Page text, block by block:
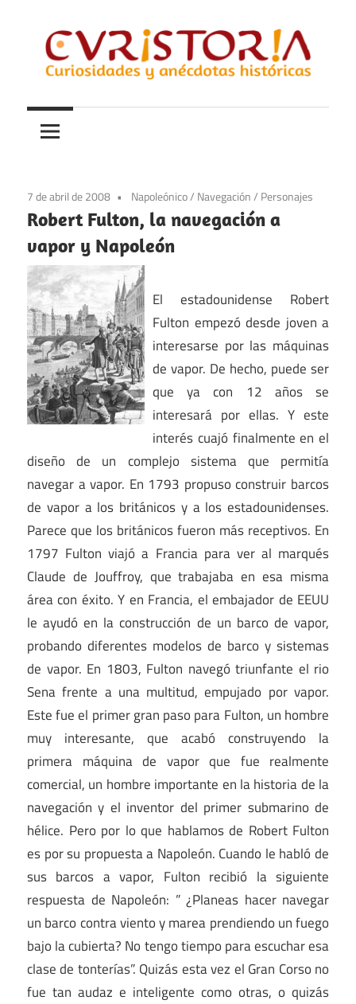
contenido
Curistoria
y
anécdotas
historia
7 de abril de 2008 Napoleónico/ Navegación/ Personajes
Robert Fulton, la navegación a
vapor y Napoleón
El estadounidense Robert
Fulton empezó desde joven a
interesarse por las máquinas
de vapor. De hecho, puede ser
que ya con 12 años se
interesará por ellas. Y este
interés cuajó finalmente en el
diseño de un complejo sistema que permitía
navegar a vapor. En 1793 propuso construir barcos
de vapor a los británicos y a los estadounidenses.
Parece que los británicos fueron más receptivos. En
1797 Fulton viajó a Francia para ver al marqués
Claude de Jouffroy, que trabajaba en esa misma
área con éxito. Y en Francia, el embajador de EEUU
le ayudó en la construcción de un barco de vapor,
probando diferentes modelos de barco y sistemas
de vapor. En 1803, Fulton navegó triunfante el rio
Sena frente a una multitud, empujado por vapor.
Este fue el primer gran paso para Fulton, un hombre
muy interesante, que acabó construyendo la
primera máquina de vapor que fue realmente
comercial, un hombre importante en la historia de la
navegación y el inventor del primer submarino de
hélice. Pero por lo que hablamos de Robert Fulton
es por su propuesta a Napoleón. Cuando le habló de
sus barcos a vapor, Fulton recibió la siguiente
respuesta de Napoleón: ” ¿Planeas hacer navegar
un barco contra viento y marea prendiendo un fuego
bajo la cubierta? No tengo tiempo para escuchar esa
clase de tonterías”. Quizás esta vez el Gran Corso no
fue tan audaz e inteligente como otras, o quizás